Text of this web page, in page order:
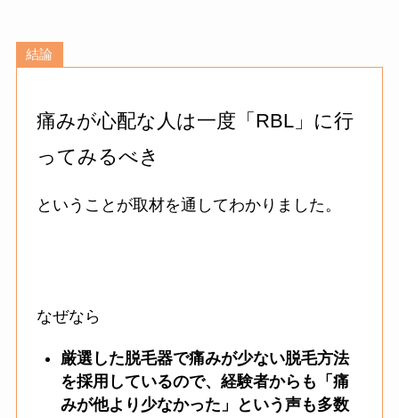
結論
痛みが心配な人は一度「RBL」に行
ってみるべき
ということが取材を通してわかりました。
なぜなら
厳選した脱毛器で痛みが少ない脱毛方法
を採用しているので、経験者からも「痛
みが他より少なかった」という声も多数